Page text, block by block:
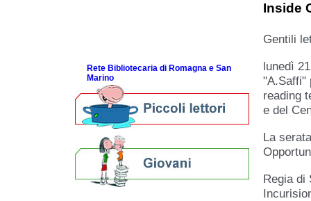
Inside
Gentili
lunedì
"A.Saffi"
reading
e del
La
Regia di
Rete Bibliotecaria di Romagna e San
Marino